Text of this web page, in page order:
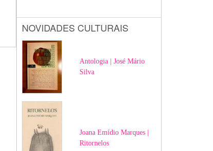
NOVIDADES CULTURAIS
Antologia | José Mário
Silva
Joana Emídio Marques |
Ritornelos